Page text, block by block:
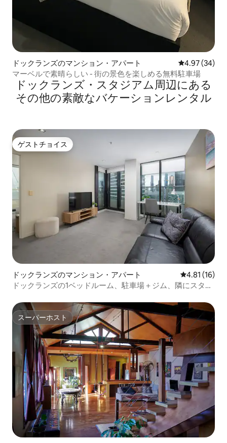
ドックランズのマンション・アパート レビュー34
4.97 (34)
マーベルで素晴らしい - 街の景色を楽しめる無料駐車場
ドックランズ・スタジアム⁠周⁠辺⁠に⁠あ⁠る
そ⁠の⁠他⁠の素⁠敵⁠なバ⁠ケ⁠ー⁠シ⁠ョ⁠ン⁠レ⁠ン⁠タ⁠ル
ゲストチョイス
ゲストチョイス
ドックランズのマンション・アパート レビュー16
4.81 (16)
ドックランズの1ベッドルーム、駐車場＋ジム、隣にスタジ
スーパーホスト
スーパーホスト